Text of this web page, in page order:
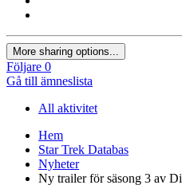
More sharing options...
Följare 0
Gå till ämneslista
All aktivitet
Hem
Star Trek Databas
Nyheter
Ny trailer för säsong 3 av